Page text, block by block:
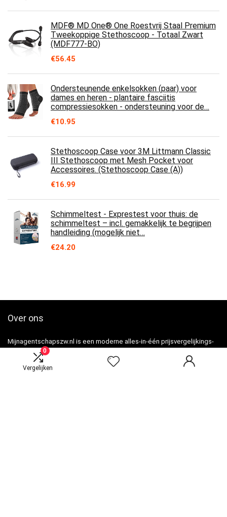
0
Vergelijken
MDF® MD One® One Roestvrij Staal Premium
Tweekoppige Stethoscoop - Totaal Zwart
(MDF777-BO)
€56.45
Ondersteunende enkelsokken (paar) voor
dames en heren - plantaire fasciitis
compressiesokken - ondersteuning voor de…
€10.95
Stethoscoop Case voor 3M Littmann Classic
III Stethoscoop met Mesh Pocket voor
Accessoires. (Stethoscoop Case (A))
€16.99
Schimmeltest - Exprestest voor thuis: de
schimmeltest – incl. gemakkelijk te begrijpen
handleiding (mogelijk niet…
€24.20
Over ons
Mijnagentschapszw.nl is een moderne alles-in-één prijsvergelijkings-
en beoordelingswebsite die de beste deals biedt die beschikbaar
zijn op amazon en u op de hoogte houdt via de laatst toegevoegde
blogs. Alle afbeeldingen zijn auteursrechtelijk beschermd door hun